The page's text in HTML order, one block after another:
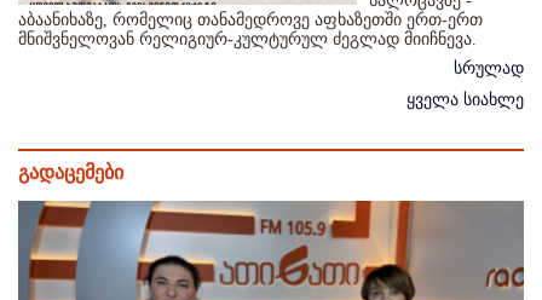
აბაანიხაზე, რომელიც თანამედროვე აფხაზეთში ერთ-ერთ
მნიშვნელოვან რელიგიურ-კულტურულ ძეგლად მიიჩნევა.
სრულად
ყველა სიახლე
გადაცემები